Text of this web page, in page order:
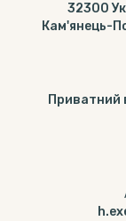
32300
Кам'янець-
Приватний